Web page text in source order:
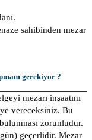
sahibinden mezar
gerekiyor ?
mezarı inşaatını
vereceksiniz. Bu
zorunludur.
geçerlidir. Mezar